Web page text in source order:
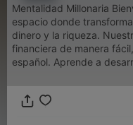
Mentalidad Millonaria Bienvenidos a Mentalidad Millonaria, el
espacio donde
dinero y la riqueza.
financiera de manera
español. Aprende a
generación de riqueza,
profesional. En cada